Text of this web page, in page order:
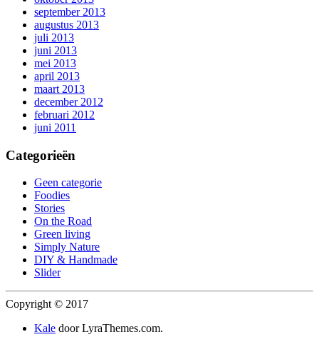
september 2013
augustus 2013
juli 2013
juni 2013
mei 2013
april 2013
maart 2013
december 2012
februari 2012
juni 2011
Categorieën
Geen categorie
Foodies
Stories
On the Road
Green living
Simply Nature
DIY & Handmade
Slider
Copyright © 2017
Kale door LyraThemes.com.